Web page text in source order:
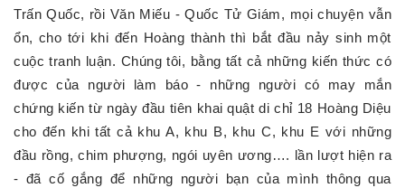
Trấn Quốc, rồi Văn Miếu - Quốc Tử Giám, mọi chuyện vẫn
ổn, cho tới khi đến Hoàng thành thì bắt đầu nảy sinh một
cuộc tranh luận. Chúng tôi, bằng tất cả những kiến thức có
được của người làm báo - những người có may mắn
chứng kiến từ ngày đầu tiên khai quật di chỉ 18 Hoàng Diệu
cho đến khi tất cả khu A, khu B, khu C, khu E với những
đầu rồng, chim phượng, ngói uyên ương…. lần lượt hiện ra
- đã cố gắng để những người bạn của mình thông qua